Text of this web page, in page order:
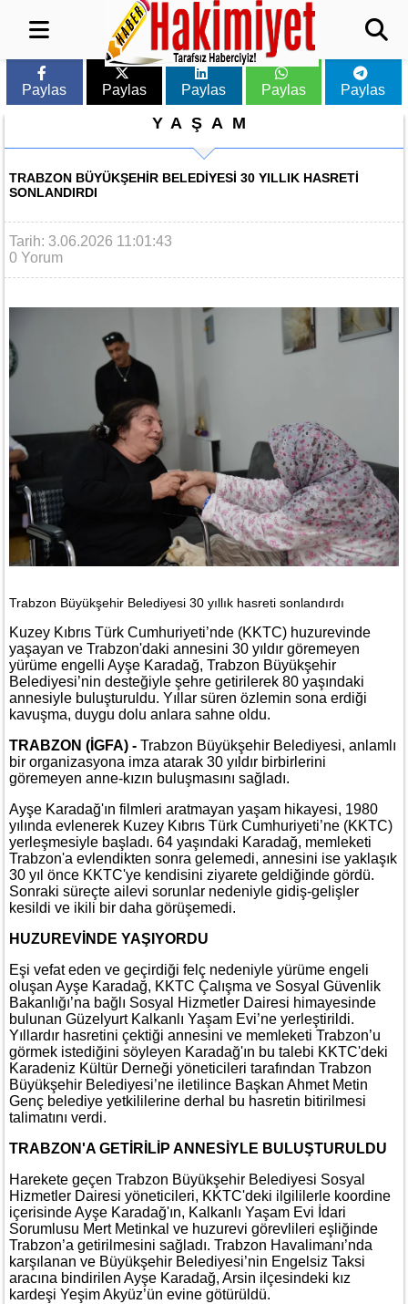
Paylas Paylas Paylas Paylas Paylas
YAŞAM
TRABZON BÜYÜKŞEHIR BELEDIYESI 30 YILLIK HASRETI
SONLANDIRDI
Tarih: 3.06.2026 11:01:43
0 Yorum
Trabzon Büyükşehir Belediyesi 30 yıllık hasreti sonlandırdı
Kuzey Kıbrıs Türk Cumhuriyeti’nde (KKTC) huzurevinde
yaşayan ve Trabzon'daki annesini 30 yıldır göremeyen
yürüme engelli Ayşe Karadağ, Trabzon Büyükşehir
Belediyesi’nin desteğiyle şehre getirilerek 80 yaşındaki
annesiyle buluşturuldu. Yıllar süren özlemin sona erdiği
kavuşma, duygu dolu anlara sahne oldu.
TRABZON (İGFA) - Trabzon Büyükşehir Belediyesi, anlamlı
bir organizasyona imza atarak 30 yıldır birbirlerini
göremeyen anne-kızın buluşmasını sağladı.
Ayşe Karadağ'ın filmleri aratmayan yaşam hikayesi, 1980
yılında evlenerek Kuzey Kıbrıs Türk Cumhuriyeti’ne (KKTC)
yerleşmesiyle başladı. 64 yaşındaki Karadağ, memleketi
Trabzon'a evlendikten sonra gelemedi, annesini ise yaklaşık
30 yıl önce KKTC'ye kendisini ziyarete geldiğinde gördü.
Sonraki süreçte ailevi sorunlar nedeniyle gidiş-gelişler
kesildi ve ikili bir daha görüşemedi.
HUZUREVİNDE YAŞIYORDU
Eşi vefat eden ve geçirdiği felç nedeniyle yürüme engeli
oluşan Ayşe Karadağ, KKTC Çalışma ve Sosyal Güvenlik
Bakanlığı’na bağlı Sosyal Hizmetler Dairesi himayesinde
bulunan Güzelyurt Kalkanlı Yaşam Evi’ne yerleştirildi.
Yıllardır hasretini çektiği annesini ve memleketi Trabzon’u
görmek istediğini söyleyen Karadağ'ın bu talebi KKTC'deki
Karadeniz Kültür Derneği yöneticileri tarafından Trabzon
Büyükşehir Belediyesi’ne iletilince Başkan Ahmet Metin
Genç belediye yetkililerine derhal bu hasretin bitirilmesi
talimatını verdi.
TRABZON'A GETİRİLİP ANNESİYLE BULUŞTURULDU
Harekete geçen Trabzon Büyükşehir Belediyesi Sosyal
Hizmetler Dairesi yöneticileri, KKTC'deki ilgililerle koordine
içerisinde Ayşe Karadağ'ın, Kalkanlı Yaşam Evi İdari
Sorumlusu Mert Metinkal ve huzurevi görevlileri eşliğinde
Trabzon’a getirilmesini sağladı. Trabzon Havalimanı’nda
karşılanan ve Büyükşehir Belediyesi’nin Engelsiz Taksi
aracına bindirilen Ayşe Karadağ, Arsin ilçesindeki kız
kardeşi Yeşim Akyüz’ün evine götürüldü.